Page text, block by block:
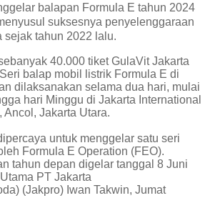
balapan Formula E tahun 2024
suksesnya penyelenggaraan
sejak tahun 2022 lalu.
40.000 tiket GulaVit Jakarta
balap mobil listrik Formula E di
dilaksanakan selama dua hari, mulai
hari Minggu di Jakarta International
Ancol, Jakarta Utara.
untuk menggelar satu seri
Formula E Operation (FEO).
tahun depan digelar tanggal 8 Juni
PT Jakarta
(Jakpro) Iwan Takwin, Jumat